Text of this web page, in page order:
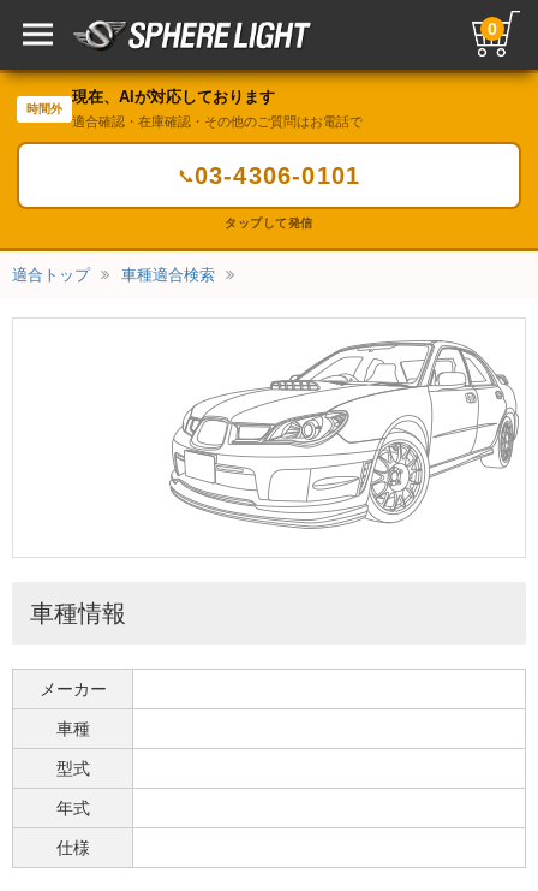
0
時間外
現在、AIが対応しております
適合確認・在庫確認・その他のご質問はお電話で
📞03-4306-0101
タップして発信
適合トップ 車種適合検索
車種情報
メーカー
車種
型式
年式
仕様